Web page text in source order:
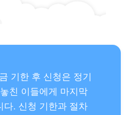
기한 후 신청은 정기
친 이들에게 마지막
다. 신청 기한과 절차